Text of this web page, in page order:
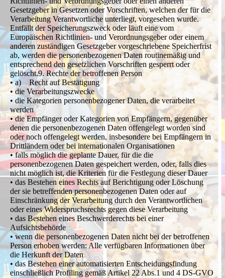
Gesetzgeber in Gesetzen oder Vorschriften, welchen der für die
Verarbeitung Verantwortliche unterliegt, vorgesehen wurde.
Entfällt der Speicherungszweck oder läuft eine vom
Europäischen Richtlinien- und Verordnungsgeber oder einem
anderen zuständigen Gesetzgeber vorgeschriebene Speicherfrist
ab, werden die personenbezogenen Daten routinemäßig und
entsprechend den gesetzlichen Vorschriften gesperrt oder
gelöscht.9. Rechte der betroffenen Person
• a) Recht auf Bestätigung
• die Verarbeitungszwecke
• die Kategorien personenbezogener Daten, die verarbeitet
werden
• die Empfänger oder Kategorien von Empfängern, gegenüber
denen die personenbezogenen Daten offengelegt worden sind
oder noch offengelegt werden, insbesondere bei Empfängern in
Drittländern oder bei internationalen Organisationen
• falls möglich die geplante Dauer, für die die
personenbezogenen Daten gespeichert werden, oder, falls dies
nicht möglich ist, die Kriterien für die Festlegung dieser Dauer
• das Bestehen eines Rechts auf Berichtigung oder Löschung
der sie betreffenden personenbezogenen Daten oder auf
Einschränkung der Verarbeitung durch den Verantwortlichen
oder eines Widerspruchsrechts gegen diese Verarbeitung
• das Bestehen eines Beschwerderechts bei einer
Aufsichtsbehörde
• wenn die personenbezogenen Daten nicht bei der betroffenen
Person erhoben werden: Alle verfügbaren Informationen über
die Herkunft der Daten
• das Bestehen einer automatisierten Entscheidungsfindung
einschließlich Profiling gemäß Artikel 22 Abs.1 und 4 DS-GVO